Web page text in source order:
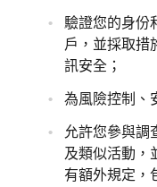
驗證您的身份
戶，並採取措
訊安全；
為風險控制、
允許您參與調
及類似活動，
有額外規定，